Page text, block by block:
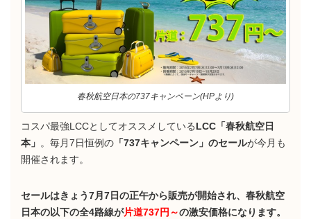
春秋航空日本の737キャンペーン(HPより)
コスパ最強LCCとしてオススメしているLCC「春秋航空日
本」 。毎月7日恒例の 「737キャンペーン」のセールが今月も
開催されます。
セールはきょう7月7日の正午から販売が開始され、春秋航空
日本の以下の全4路線が片道737円～の激安価格になります。